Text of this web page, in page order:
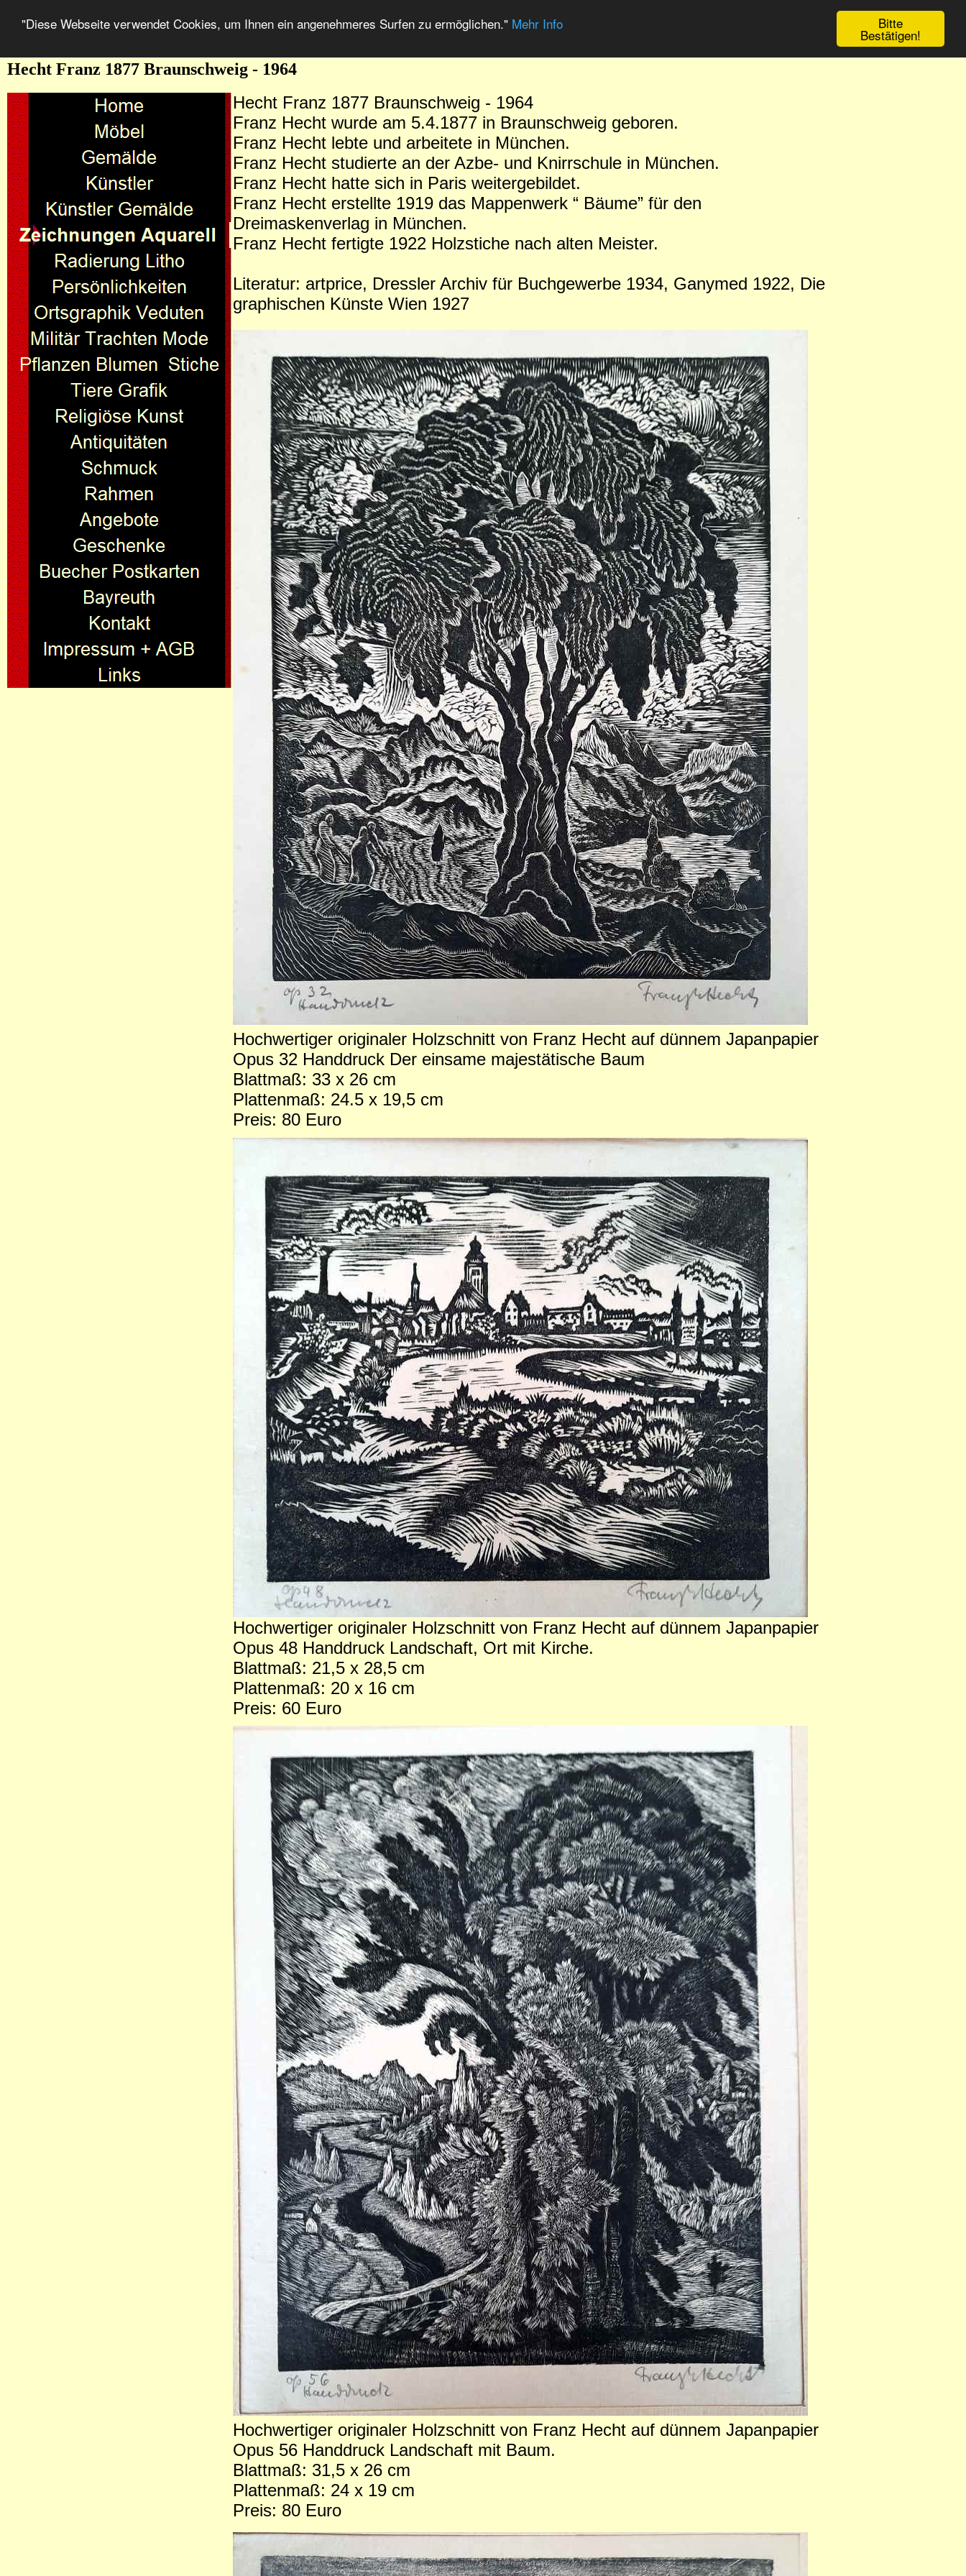
Bitte
Bestätigen!
"Diese Webseite verwendet Cookies, um Ihnen ein angenehmeres Surfen zu ermöglichen." Mehr Info
Hecht Franz 1877 Braunschweig - 1964
Hecht Franz 1877 Braunschweig - 1964
Franz Hecht wurde am 5.4.1877 in Braunschweig geboren.
Franz Hecht lebte und arbeitete in München.
Franz Hecht studierte an der Azbe- und Knirrschule in München.
Franz Hecht hatte sich in Paris weitergebildet.
Franz Hecht erstellte 1919 das Mappenwerk “ Bäume” für den
Dreimaskenverlag in München.
Franz Hecht fertigte 1922 Holzstiche nach alten Meister.
Literatur: artprice, Dressler Archiv für Buchgewerbe 1934, Ganymed 1922, Die
graphischen Künste Wien 1927
Hochwertiger originaler Holzschnitt von Franz Hecht auf dünnem Japanpapier
Opus 32 Handdruck Der einsame majestätische Baum
Blattmaß: 33 x 26 cm
Plattenmaß: 24.5 x 19,5 cm
Preis: 80 Euro
Hochwertiger originaler Holzschnitt von Franz Hecht auf dünnem Japanpapier
Opus 48 Handdruck Landschaft, Ort mit Kirche.
Blattmaß: 21,5 x 28,5 cm
Plattenmaß: 20 x 16 cm
Preis: 60 Euro
Hochwertiger originaler Holzschnitt von Franz Hecht auf dünnem Japanpapier
Opus 56 Handdruck Landschaft mit Baum.
Blattmaß: 31,5 x 26 cm
Plattenmaß: 24 x 19 cm
Preis: 80 Euro